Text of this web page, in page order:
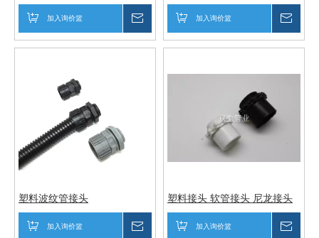
加入询价篮 加入询价篮
塑料波纹管接头
加入询价篮
塑料接头 软管接头 尼龙接头
加入询价篮